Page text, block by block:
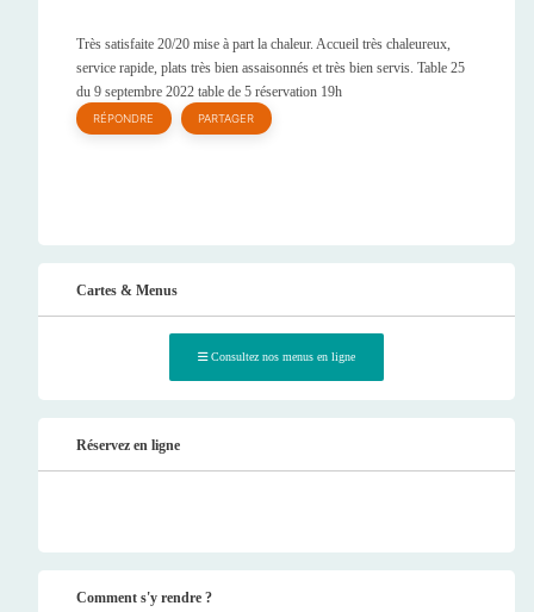
Très satisfaite 20/20 mise à part la chaleur. Accueil très chaleureux,
service rapide, plats très bien assaisonnés et très bien servis. Table 25
du 9 septembre 2022 table de 5 réservation 19h
RÉPONDRE PARTAGER
Cartes & Menus
Consultez nos menus en ligne
Réservez en ligne
Comment s'y rendre ?